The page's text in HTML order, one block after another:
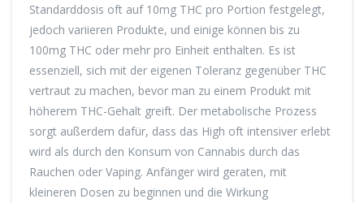
Standarddosis oft auf 10mg THC pro Portion festgelegt,
jedoch variieren Produkte, und einige können bis zu
100mg THC oder mehr pro Einheit enthalten. Es ist
essenziell, sich mit der eigenen Toleranz gegenüber THC
vertraut zu machen, bevor man zu einem Produkt mit
höherem THC-Gehalt greift. Der metabolische Prozess
sorgt außerdem dafür, dass das High oft intensiver erlebt
wird als durch den Konsum von Cannabis durch das
Rauchen oder Vaping. Anfänger wird geraten, mit
kleineren Dosen zu beginnen und die Wirkung